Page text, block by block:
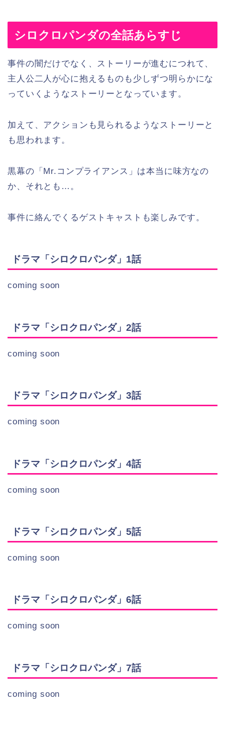
シロクロパンダの全話あらすじ
事件の闇だけでなく、ストーリーが進むにつれて、
主人公二人が心に抱えるものも少しずつ明らかにな
っていくようなストーリーとなっています。
加えて、アクションも見られるようなストーリーと
も思われます。
黒幕の「Mr.コンプライアンス」は本当に味方なの
か、それとも…。
事件に絡んでくるゲストキャストも楽しみです。
ドラマ「シロクロパンダ」1話
coming soon
ドラマ「シロクロパンダ」2話
coming soon
ドラマ「シロクロパンダ」3話
coming soon
ドラマ「シロクロパンダ」4話
coming soon
ドラマ「シロクロパンダ」5話
coming soon
ドラマ「シロクロパンダ」6話
coming soon
ドラマ「シロクロパンダ」7話
coming soon